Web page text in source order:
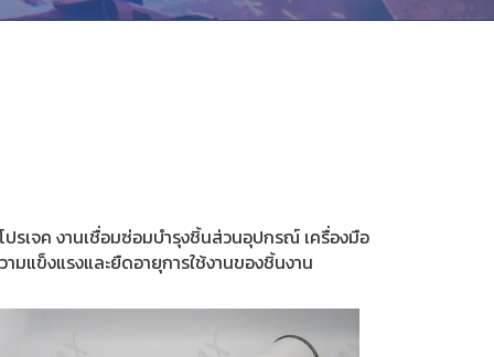
รเจค งานเชื่อมซ่อมบำรุงชิ้นส่วนอุปกรณ์ เครื่องมือ
แข็งแรงและยืดอายุการใช้งานของชิ้นงาน